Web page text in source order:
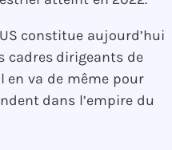
constitue aujourd’hui
cadres dirigeants de
en va de même pour
dans l’empire du